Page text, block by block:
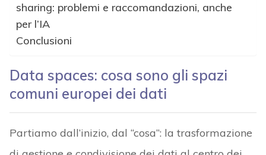
sharing: problemi e raccomandazioni, anche
per l’IA
Conclusioni
Data spaces: cosa sono gli spazi
comuni europei dei dati
Partiamo dall’inizio, dal “cosa”: la trasformazione